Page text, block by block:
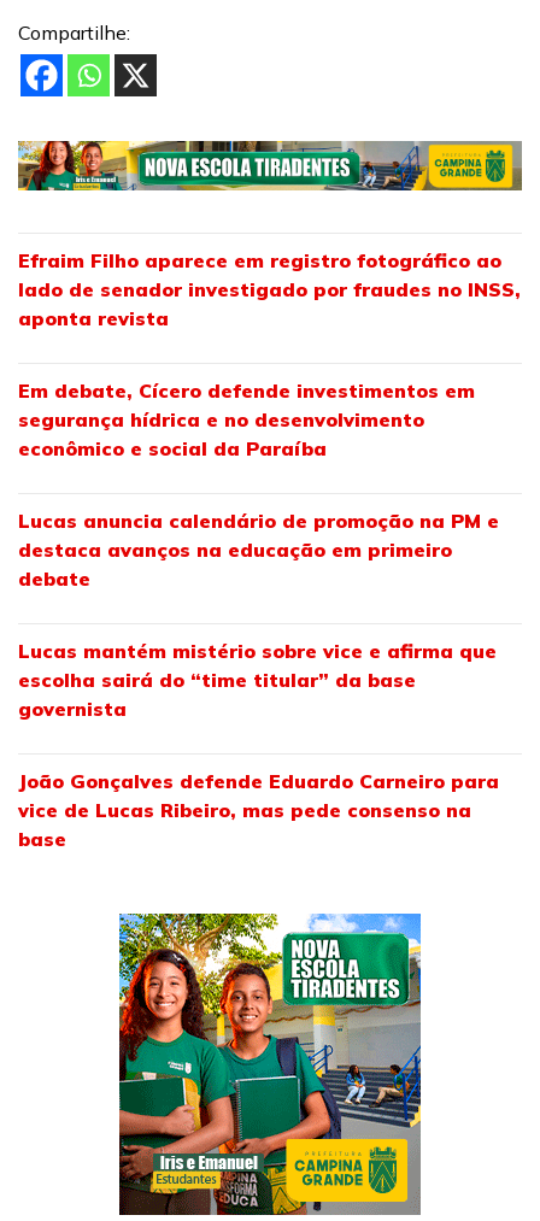
Compartilhe:
Efraim Filho aparece em registro fotográfico ao
lado de senador investigado por fraudes no INSS,
aponta revista
Em debate, Cícero defende investimentos em
segurança hídrica e no desenvolvimento
econômico e social da Paraíba
Lucas anuncia calendário de promoção na PM e
destaca avanços na educação em primeiro
debate
Lucas mantém mistério sobre vice e afirma que
escolha sairá do “time titular” da base
governista
João Gonçalves defende Eduardo Carneiro para
vice de Lucas Ribeiro, mas pede consenso na
base